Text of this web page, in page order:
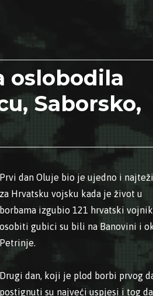
oslobodila
Saborsko,
Prvi dan Oluje bio je ujedno i
za Hrvatsku vojsku kada je život u
borbama izgubio 121 hrvatski
osobiti gubici su bili na Banovini i
Petrinje.
Drugi dan, koji je plod borbi prvog
postignuti su najveći uspjesi i tog